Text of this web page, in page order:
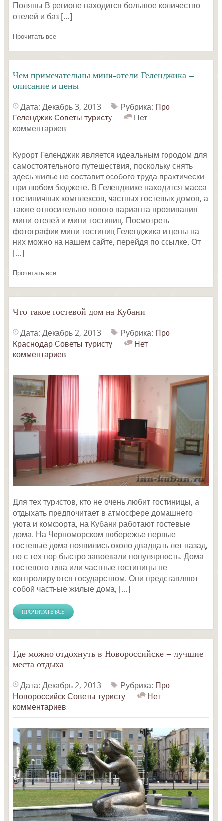
Поляны В регионе находится большое количество
отелей и баз […]
Прочитать все
Чем примечательны мини-отели Геленджика —
описание и цены
Дата: Декабрь 3, 2013
Рубрика: Про
ГеленджикСоветы туристу
Нет
комментариев
Курорт Геленджик является идеальным городом для
самостоятельного путешествия, поскольку снять
здесь жилье не составит особого труда практически
при любом бюджете. В Геленджике находится масса
гостиничных комплексов, частных гостевых домов, а
также относительно нового варианта проживания –
мини-отелей и мини-гостиниц. Посмотреть
фотографии мини-гостиниц Геленджика и цены на
них можно на нашем сайте, перейдя по ссылке. От
[…]
Прочитать все
Что такое гостевой дом на Кубани
Дата: Декабрь 2, 2013
Рубрика: Про
КраснодарСоветы туристу
Нет
комментариев
Для тех туристов, кто не очень любит гостиницы, а
отдыхать предпочитает в атмосфере домашнего
уюта и комфорта, на Кубани работают гостевые
дома. На Черноморском побережье первые
гостевые дома появились около двадцать лет назад,
но с тех пор быстро завоевали популярность. Дома
гостевого типа или частные гостиницы не
контролируются государством. Они представляют
собой частные жилые дома, […]
ПРОЧИТАТЬ ВСЕ
Где можно отдохнуть в Новороссийске — лучшие
места отдыха
Дата: Декабрь 2, 2013
Рубрика: Про
НовороссийскСоветы туристу
Нет
комментариев